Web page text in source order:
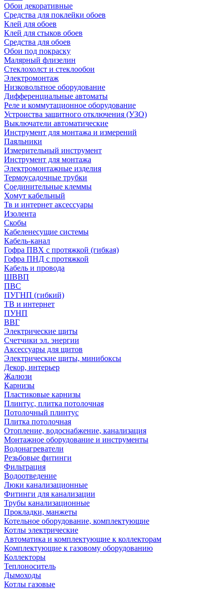
Обои декоративные
Средства для поклейки обоев
Клей для обоев
Клей для стыков обоев
Средства для обоев
Обои под покраску
Малярный флизелин
Стеклохолст и стеклообои
Электромонтаж
Низковольтное оборудование
Дифференциальные автоматы
Реле и коммутационное оборудование
Устроиства защитного отключения (УЗО)
Выключатели автоматические
Инструмент для монтажа и измерений
Паяльники
Измерительный инструмент
Инструмент для монтажа
Электромонтажные изделия
Термоусадочные трубки
Соединительные клеммы
Хомут кабельный
Тв и интернет аксессуары
Изолента
Скобы
Кабеленесущие системы
Кабель-канал
Гофра ПВХ с протяжкой (гибкая)
Гофра ПНД с протяжкой
Кабель и провода
ШВВП
ПВС
ПУГНП (гибкий)
ТВ и интернет
ПУНП
ВВГ
Электрические щиты
Счетчики эл. энергии
Аксессуары для щитов
Электрические щиты, минибоксы
Декор, интерьер
Жалюзи
Карнизы
Пластиковые карнизы
Плинтус, плитка потолочная
Потолочный плинтус
Плитка потолочная
Отопление, водоснабжение, канализация
Монтажное оборудование и инструменты
Водонагреватели
Резьбовые фитинги
Фильтрация
Водоотведение
Люки канализационные
Фитинги для канализации
Трубы канализационные
Прокладки, манжеты
Котельное оборудование, комплектующие
Котлы электрические
Автоматика и комплектующие к коллекторам
Комплектующие к газовому оборудованию
Коллекторы
Теплоноситель
Дымоходы
Котлы газовые